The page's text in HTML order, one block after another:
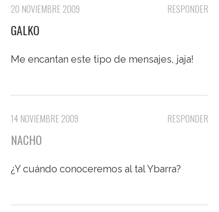
RESPONDER
20 NOVIEMBRE 2009
GALKO
Me encantan este tipo de mensajes, jaja!
RESPONDER
14 NOVIEMBRE 2009
NACHO
¿Y cuándo conoceremos al tal Ybarra?